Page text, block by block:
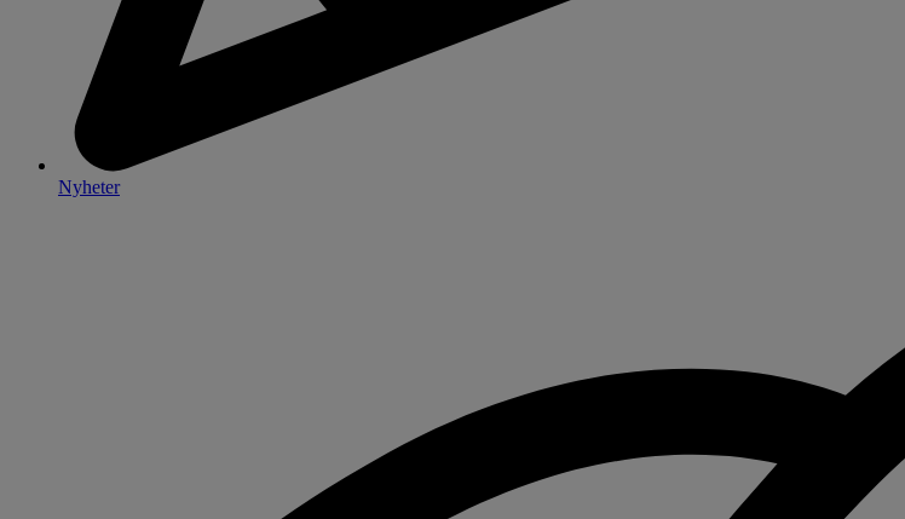
Nyheter